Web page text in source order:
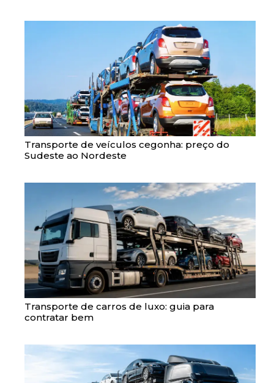
Transporte de veículos cegonha: preço do
Sudeste ao Nordeste
Transporte de carros de luxo: guia para
contratar bem